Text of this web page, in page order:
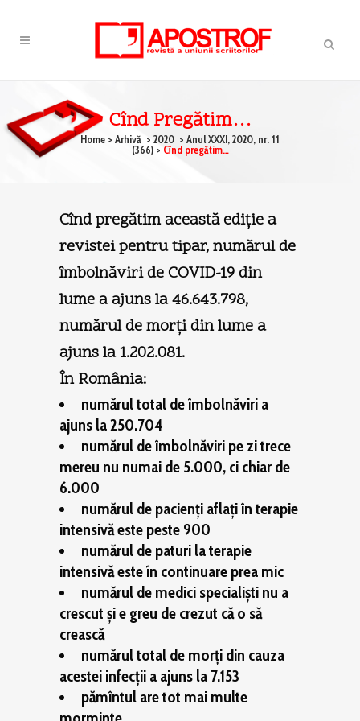
Cînd Pregătim…
Home > Arhivă > 2020 > Anul XXXI, 2020, nr. 11
(366)> Cînd pregătim…
Cînd pregătim această ediţie a
revistei pentru tipar, numărul de
îmbolnăviri de COVID-19 din
lume a ajuns la 46.643.798,
numărul de morţi din lume a
ajuns la 1.202.081.
În România:
numărul total de îmbolnăviri a
ajuns la 250.704
numărul de îmbolnăviri pe zi trece
mereu nu numai de 5.000, ci chiar de
6.000
numărul de pacienţi aflaţi în terapie
intensivă este peste 900
numărul de paturi la terapie
intensivă este în continuare prea mic
numărul de medici specialişti nu a
crescut şi e greu de crezut că o să
crească
numărul total de morţi din cauza
acestei infecţii a ajuns la 7.153
pămîntul are tot mai multe